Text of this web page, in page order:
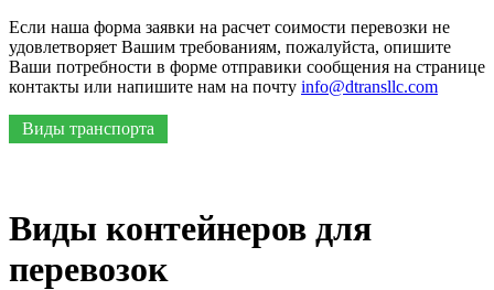
Если наша форма заявки на расчет соимости перевозки не
удовлетворяет Вашим требованиям, пожалуйста, опишите
Ваши потребности в форме отправики сообщения на странице
контакты или напишите нам на почту info@dtransllc.com
Виды транспорта
Виды контейнеров для
перевозок